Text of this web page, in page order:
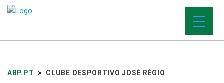
ABP.PT > CLUBE DESPORTIVO JOSÉ RÉGIO